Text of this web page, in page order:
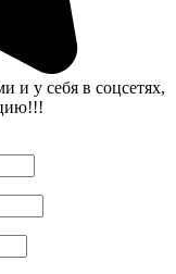
и у себя в соцсетях,